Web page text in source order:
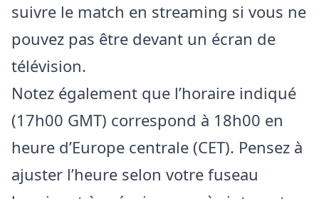
suivre le match en streaming si vous ne
pouvez pas être devant un écran de
télévision.
Notez également que l’horaire indiqué
(17h00 GMT) correspond à 18h00 en
heure d’Europe centrale (CET). Pensez à
ajuster l’heure selon votre fuseau